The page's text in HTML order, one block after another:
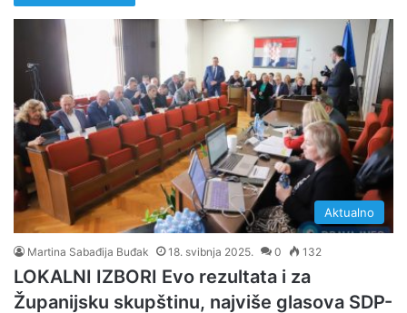
Aktualno
Martina Sabađija Buđak 18. svibnja 2025. 0 132
LOKALNI IZBORI Evo rezultata i za
Županijsku skupštinu, najviše glasova SDP-